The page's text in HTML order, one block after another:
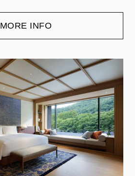
MORE INFO